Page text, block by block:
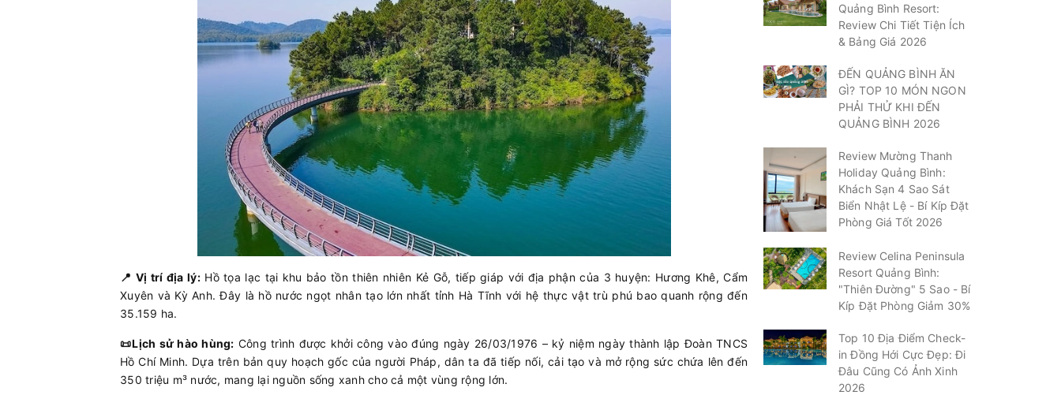
📍 Vị trí địa lý:Hồ tọa lạc tại khu bảo tồn thiên nhiên Kẻ Gỗ, tiếp giáp với địa phận của 3 huyện: Hương Khê, Cẩm
Xuyên và Kỳ Anh. Đây là hồ nước ngọt nhân tạo lớn nhất tỉnh Hà Tĩnh với hệ thực vật trù phú bao quanh rộng đến
35.159 ha.
📜Lịch sử hào hùng: Công trình được khởi công vào đúng ngày 26/03/1976 – kỷ niệm ngày thành lập Đoàn TNCS
Hồ Chí Minh. Dựa trên bản quy hoạch gốc của người Pháp, dân ta đã tiếp nối, cải tạo và mở rộng sức chứa lên đến
350 triệu m³ nước, mang lại nguồn sống xanh cho cả một vùng rộng lớn.
Quảng Bình Resort:
Review Chi Tiết Tiện Ích
& Bảng Giá 2026
ĐẾN QUẢNG BÌNH ĂN
GÌ? TOP 10 MÓN NGON
PHẢI THỬ KHI ĐẾN
QUẢNG BÌNH 2026
Review Mường Thanh
Holiday Quảng Bình:
Khách Sạn 4 Sao Sát
Biển Nhật Lệ - Bí Kíp Đặt
Phòng Giá Tốt 2026
Review Celina Peninsula
Resort Quảng Bình:
"Thiên Đường" 5 Sao - Bí
Kíp Đặt Phòng Giảm 30%
Top 10 Địa Điểm Check-
in Đồng Hới Cực Đẹp: Đi
Đâu Cũng Có Ảnh Xinh
2026